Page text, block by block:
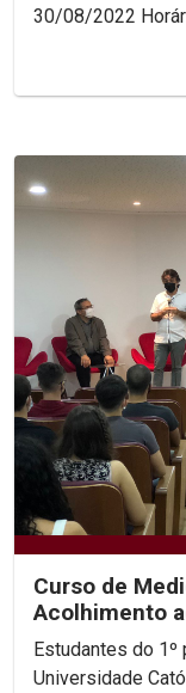
30/08/2022
Curso de
Acolhimento
Estudantes do
Universidade